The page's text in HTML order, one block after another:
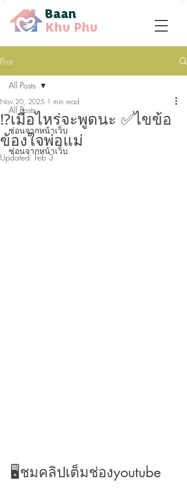
Baan
Khu Phu
Post
All Posts
ซ่อนจากหน้าเว็บ
ซ่อนจากหน้าเว็บ
All Posts
⁉️เมื่อไหร่จะพูดนะ ✅ไขข้อ
ข้องใจพ่อแม่
Nov 20, 2025 1 min read
Updated:Feb 3
🖥️ชมคลิปเต็มช่องyoutube